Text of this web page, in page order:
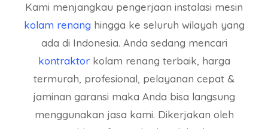
Kami menjangkau pengerjaan instalasi mesin
kolam renang hingga ke seluruh wilayah yang
ada di Indonesia. Anda sedang mencari
kontraktorkolam renang terbaik, harga
termurah, profesional, pelayanan cepat &
jaminan garansi maka Anda bisa langsung
menggunakan jasa kami. Dikerjakan oleh